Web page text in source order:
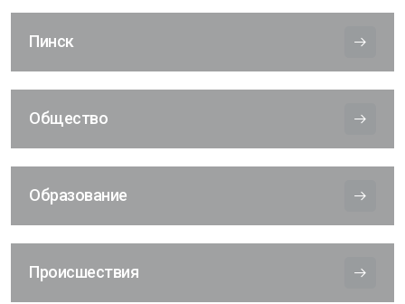
Пинск
Общество
Образование
Происшествия